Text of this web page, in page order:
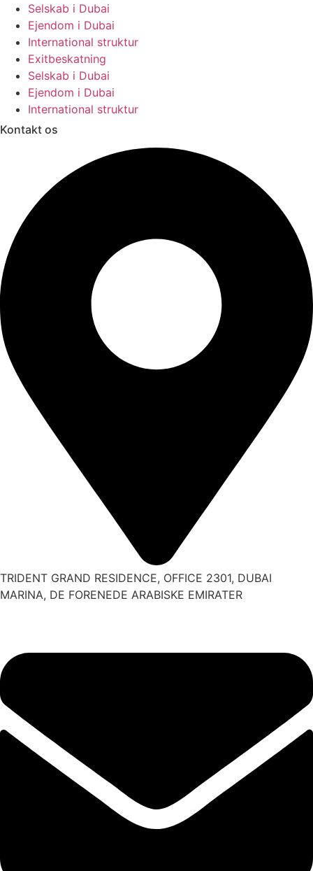
Selskab i Dubai
Ejendom i Dubai
International struktur
Exitbeskatning
Selskab i Dubai
Ejendom i Dubai
International struktur
Kontakt os
TRIDENT GRAND RESIDENCE, OFFICE 2301, DUBAI
MARINA, DE FORENEDE ARABISKE EMIRATER